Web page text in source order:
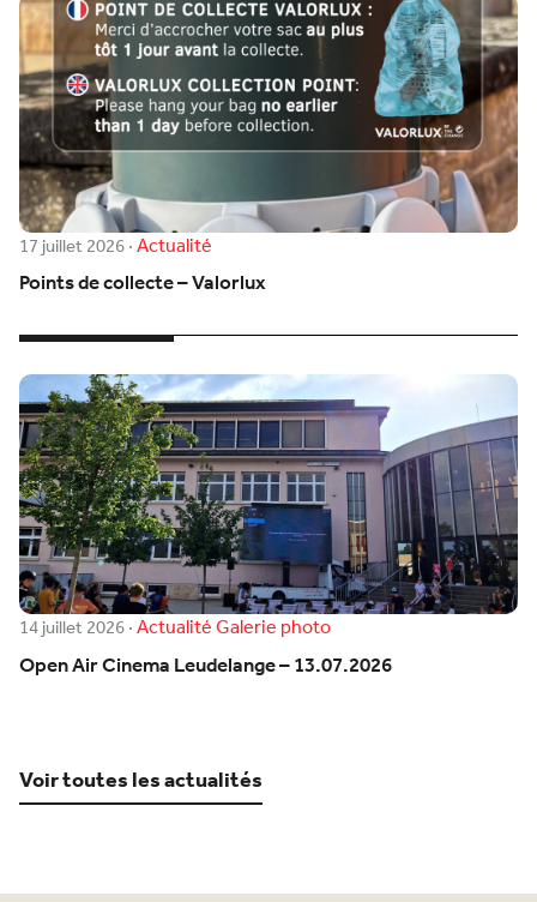
17 juillet 2026·Actualité
Points de collecte – Valorlux
14 juillet 2026·ActualitéGalerie photo
Open Air Cinema Leudelange – 13.07.2026
Voir toutes les actualités